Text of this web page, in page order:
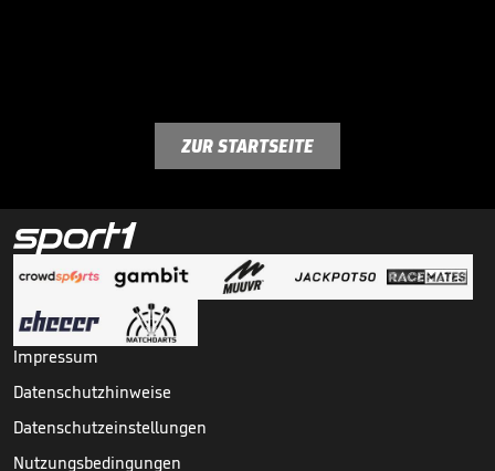
ZUR STARTSEITE
Impressum
Datenschutzhinweise
Datenschutzeinstellungen
Nutzungsbedingungen